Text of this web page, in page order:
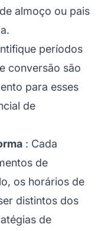
almoço ou pais
períodos
conversão são
para esses
de
: Cada
de
os horários de
distintos dos
de